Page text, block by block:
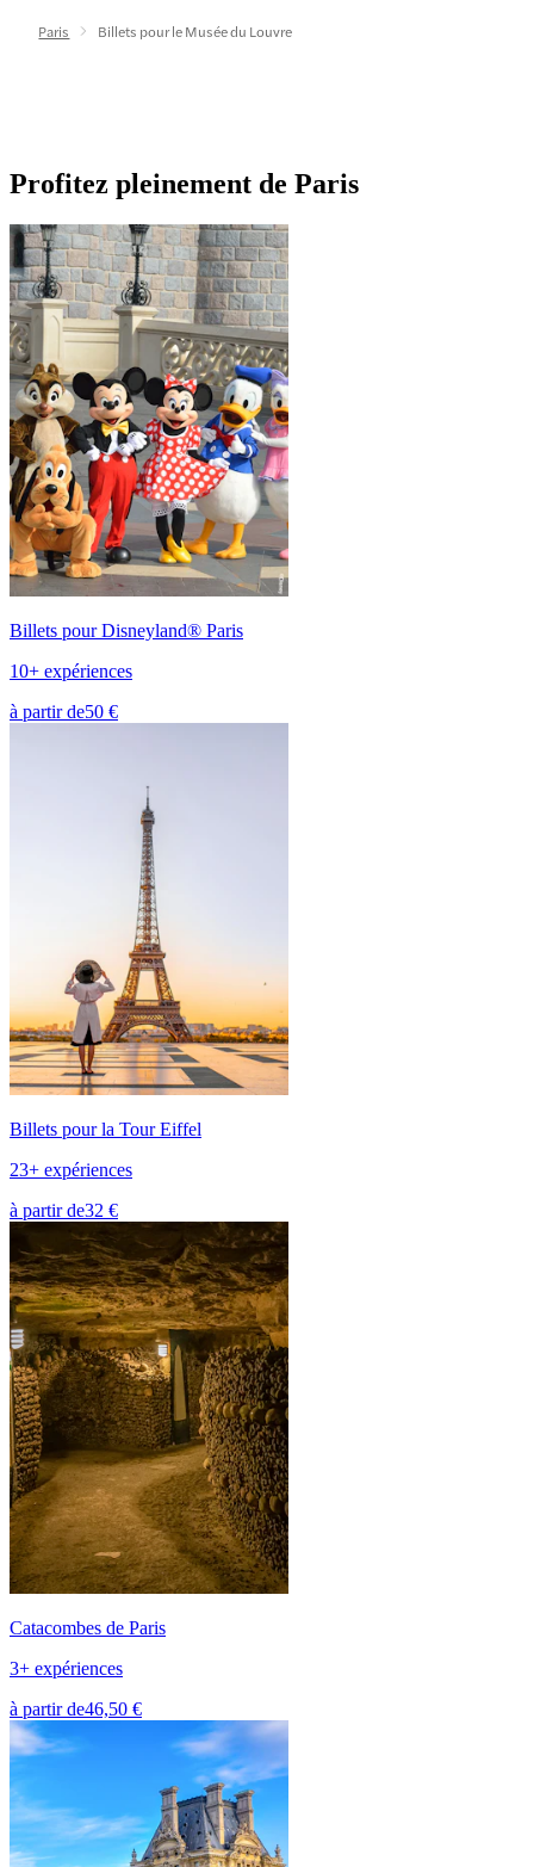
Paris Billets pour le Musée du Louvre
Profitez pleinement de Paris
Billets pour Disneyland® Paris
10+ expériences
à partir de50 €
Billets pour la Tour Eiffel
23+ expériences
à partir de32 €
Catacombes de Paris
3+ expériences
à partir de46,50 €